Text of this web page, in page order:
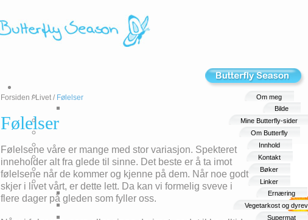
Om meg
Bilde
Mine Butterfly-sider
Om Butterfly
Innhold
Kontakt
Bøker
Linker
Ernæring
Vegetarkost og
Supermat
Forsiden /Livet / Følelser
Følelser
Følelsene våre er mange med stor variasjon. Spekteret
inneholder alt fra glede til sinne. Det beste er å ta imot
følelsene når de kommer og kjenne på dem. Når noe godt
skjer i livet vårt, er dette lett. Da kan vi formelig sveve i
flere dager på gleden som fyller oss.